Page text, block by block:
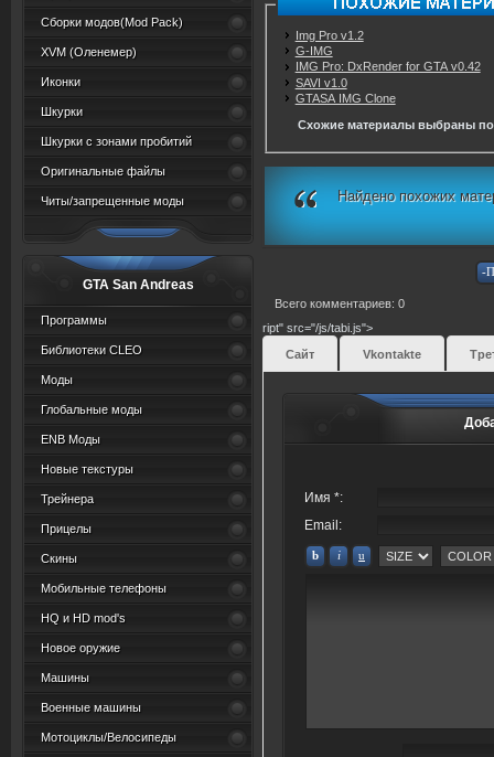
Сборки модов(Mod Pack)
XVM (Oленемер)
Иконки
Шкурки
Шкурки с зонами пробитий
Оригинальные файлы
Читы/запрещенные моды
GTA San Andreas
Программы
Библиотеки CLEO
Моды
Глобальные моды
ENB Моды
Новые текстуры
Трейнера
Прицелы
Скины
Мобильные телефоны
HQ и HD mod's
Новое оружие
Машины
Военные машины
Мотоциклы/Велосипеды
Img Pro v1.2
G-IMG
IMG Pro: DxRender for GTA v0.42
SAVI v1.0
GTASA IMG Clone
Схожие материалы выбраны по
Найдено похожих
Всего комментариев: 0
ript" src="/js/tabi.js">
Сайт
Vkontakte
Имя *:
Email: